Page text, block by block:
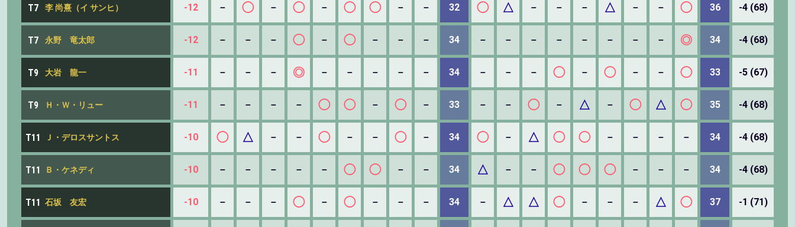
T7 李 尚熹（イ サンヒ） -12 － ◯ － ◯ － ◯ ◯ － － 32 ◯ △ － － － △ － － ◯ 36 -4 (68)
T7 永野 竜太郎 -12 － － － ◯ － ◯ － － － 34 － － － － － － － － ◎ 34 -4 (68)
T9 大岩 龍一 -11 － － － ◎ － － － － － 34 － － － ◯ － ◯ － － ◯ 33 -5 (67)
T9 Ｈ・Ｗ・リュー -11 － － － － ◯ ◯ － ◯ － 33 － － ◯ － △ － ◯ △ ◯ 35 -4 (68)
T11 Ｊ・デロスサントス -10 ◯ △ － － ◯ － － ◯ － 34 ◯ － △ ◯ ◯ － － － － 34 -4 (68)
T11 Ｂ・ケネディ -10 － － － － － ◯ ◯ － － 34 △ － － ◯ ◯ ◯ － － － 34 -4 (68)
T11 石坂 友宏 -10 － － － ◯ － ◯ － － － 34 － △ △ ◯ － － － △ ◯ 37 -1 (71)